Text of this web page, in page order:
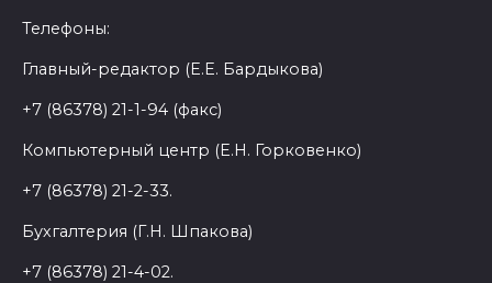
Телефоны:
Главный-редактор (Е.Е. Бардыкова)
+7 (86378) 21-1-94 (факс)
Компьютерный центр (Е.Н. Горковенко)
+7 (86378) 21-2-33.
Бухгалтерия (Г.Н. Шпакова)
+7 (86378) 21-4-02.